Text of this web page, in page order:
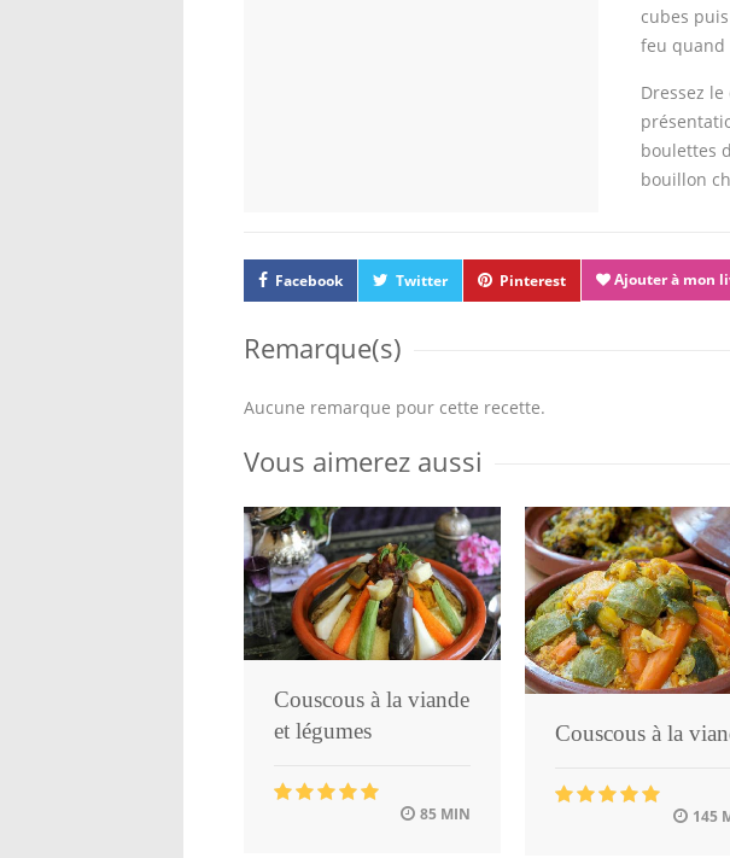
cubes
feu quand
Dressez
boulettes
bouillon
Facebook Twitter Pinterest Ajouter à mon
Remarque(s)
Aucune remarque pour cette recette.
Vous aimerez aussi
Couscous à la viande
et légumes
85 MIN
Couscous à la
145